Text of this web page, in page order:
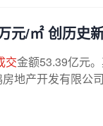
元/㎡ 创历史
交金额53.39亿元
地产开发有限公